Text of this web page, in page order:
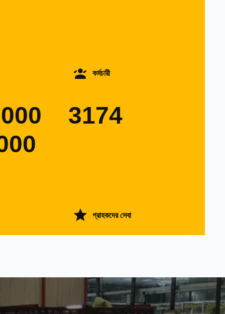
কর্মচারী
3174
গ্রাহকদের সেবা